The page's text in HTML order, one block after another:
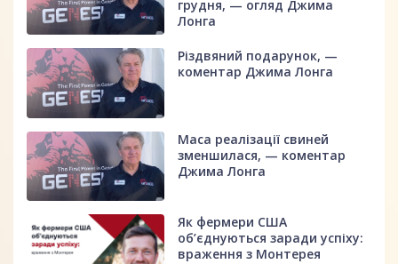
грудня, — огляд Джима
Лонга
Різдвяний подарунок, —
коментар Джима Лонга
Маса реалізації свиней
зменшилася, — коментар
Джима Лонга
Як фермери США
об’єднуються заради успіху:
враження з Монтерея